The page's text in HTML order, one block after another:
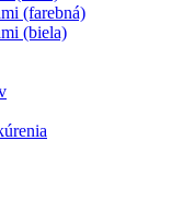
(farebná)
(biela)